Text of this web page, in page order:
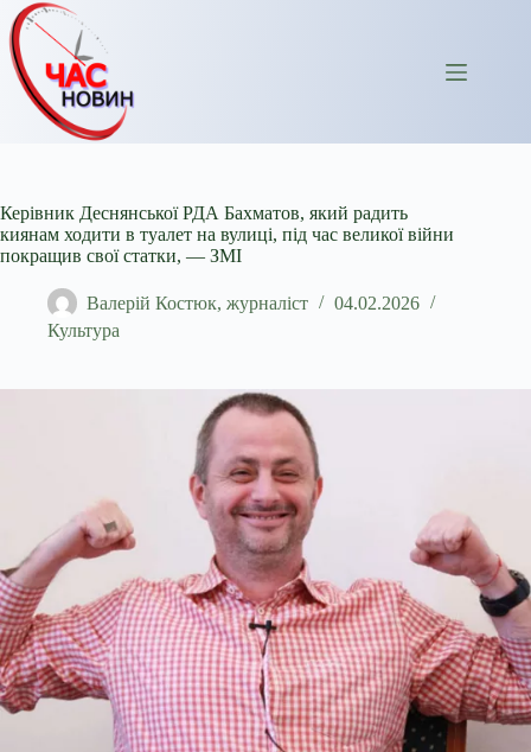
Перейти
до
вмісту
Керівник Деснянської РДА Бахматов, який радить
киянам ходити в туалет на вулиці, під час великої війни
покращив свої статки, — ЗМІ
Валерій Костюк, журналіст
04.02.2026
Культура